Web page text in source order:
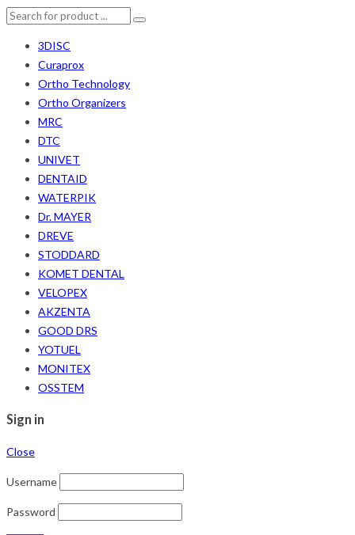
3DISC
Curaprox
Ortho Technology
Ortho Organizers
MRC
DTC
UNIVET
DENTAID
WATERPIK
Dr. MAYER
DREVE
STODDARD
KOMET DENTAL
VELOPEX
AKZENTA
GOOD DRS
YOTUEL
MONITEX
OSSTEM
Sign in
Close
Username
Password